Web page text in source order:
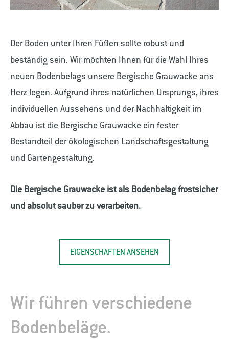
Der Boden unter Ihren Füßen sollte robust und
beständig sein. Wir möchten Ihnen für die Wahl Ihres
neuen Bodenbelags unsere Bergische Grauwacke ans
Herz legen. Aufgrund ihres natürlichen Ursprungs, ihres
individuellen Aussehens und der Nachhaltigkeit im
Abbau ist die Bergische Grauwacke ein fester
Bestandteil der ökologischen Landschaftsgestaltung
und Gartengestaltung.
Die Bergische Grauwacke ist als Bodenbelag frostsicher
und absolut sauber zu verarbeiten.
EIGENSCHAFTEN ANSEHEN
Wir führen verschiedene
Bodenbeläge.